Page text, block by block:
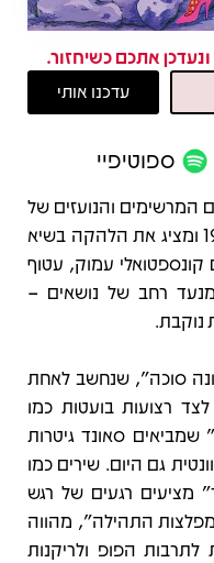
אתכם כשיחזור.
ספוטיפיי
תיאור
והנועזים של
להקת משינה, יצא לראשונה ב 1992 ומציג את הלהקה בשיא
עמוק, עטוף
רחב של נושאים –
נוקבת.
סוכה", שנחשב לאחת
רצועות בועטות כמו
שמביאים סאונד גיטרות
גם היום. שירים כמו
מציעים רגעים של רגש
התהילה", מהווה
הפופ ולריקנות